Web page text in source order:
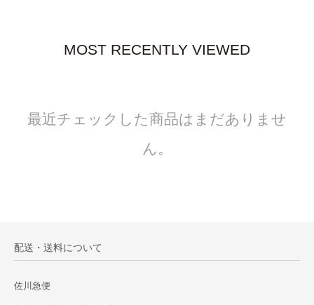
MOST RECENTLY VIEWED
最近チェックした商品はまだありませ
ん。
配送・送料について
佐川急便